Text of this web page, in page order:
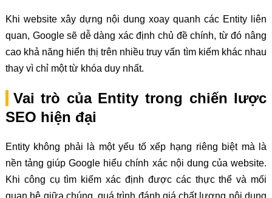
Khi website xây dựng nội dung xoay quanh các Entity liên
quan, Google sẽ dễ dàng xác định chủ đề chính, từ đó nâng
cao khả năng hiển thị trên nhiều truy vấn tìm kiếm khác nhau
thay vì chỉ một từ khóa duy nhất.
Vai trò của Entity trong chiến lược
SEO hiện đại
Entity không phải là một yếu tố xếp hạng riêng biệt mà là
nền tảng giúp Google hiểu chính xác nội dung của website.
Khi công cụ tìm kiếm xác định được các thực thể và mối
quan hệ giữa chúng, quá trình đánh giá chất lượng nội dung